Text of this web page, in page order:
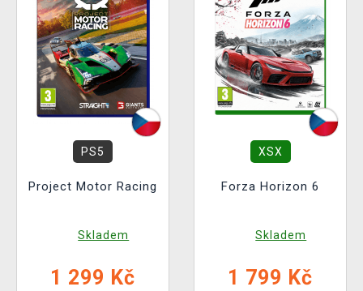
PS5
Project Motor Racing
Skladem
1 299 Kč
XSX
Forza Horizon 6
Skladem
1 799 Kč